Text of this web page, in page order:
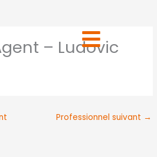
– Ludovic
Professionnel suivant →